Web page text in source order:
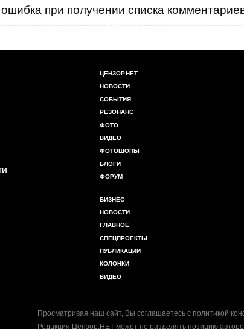
при получении списка
ЦЕНЗОР.НЕТ
НОВОСТИ
СОБЫТИЯ
РЕЗОНАНС
ФОТО
ВИДЕО
ФОТОШОПЫ
БЛОГИ
ФОРУМ
БИЗНЕС
НОВОСТИ
ГЛАВНОЕ
СПЕЦПРОЕКТЫ
ПУБЛИКАЦИИ
КОЛОНКИ
ВИДЕО
Просматривая наш сайт, Вы соглашаетесь с политикой
Редакция Цензор.НЕТ может не разделять позицию